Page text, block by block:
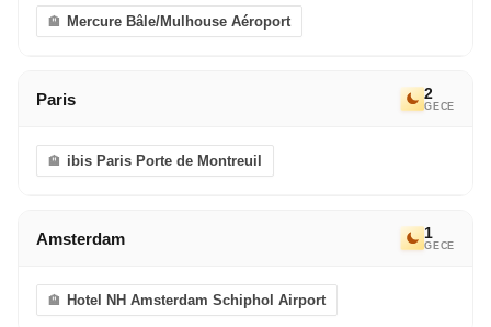
Mercure Bâle/Mulhouse Aéroport
Paris 2
GECE
ibis Paris Porte de Montreuil
Amsterdam 1
GECE
Hotel NH Amsterdam Schiphol Airport